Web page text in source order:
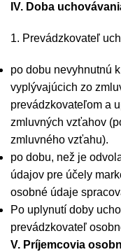
IV. Doba
1. Prevádzkovateľ
po dobu nevyhnutnú
vyplývajúcich zo
prevádzkovateľom a
zmluvných vzťahov
zmluvného vzťahu).
po dobu, než je
údajov pre účely
osobné údaje
Po uplynutí doby
prevádzkovateľ
V. Príjemcovia